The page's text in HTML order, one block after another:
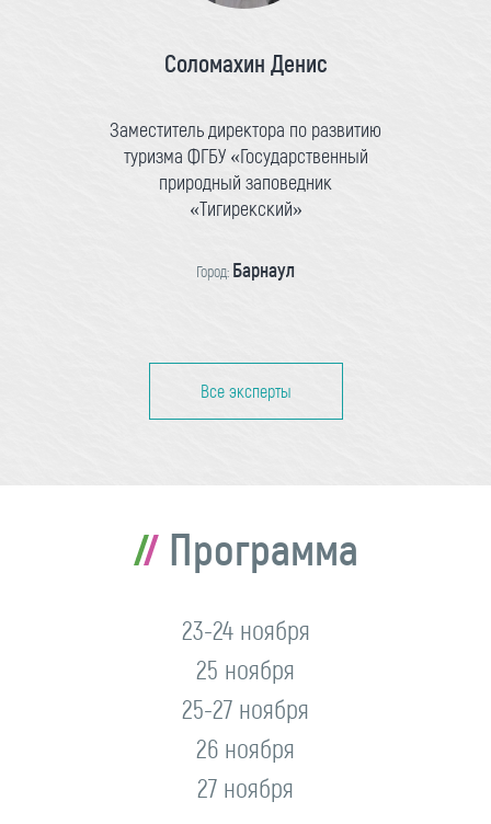
Соломахин Денис
Заместитель директора по развитию
туризма ФГБУ «Государственный
природный заповедник
«Тигирекский»
Город: Барнаул
Все эксперты
Программа
23-24 ноября
25 ноября
25-27 ноября
26 ноября
27 ноября